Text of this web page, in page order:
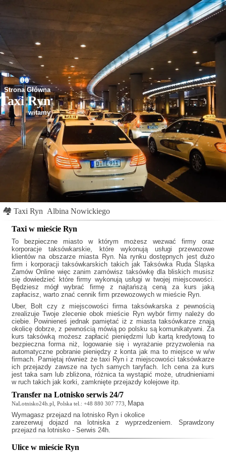
Strona Główna
Taxi Ryn
witamy
🏘 Taxi Ryn Albina Nowickiego
Taxi w mieście Ryn
To bezpieczne miasto w którym możesz wezwać firmy oraz
korporacje taksówkarskie, które wykonują usługi przewozowe
klientów na obszarze miasta Ryn. Na rynku dostępnych jest dużo
firm i korporacji taksówkarskich takich jakTaksówka Ruda Śląska
Zamów Online więc zanim zamówisz taksówkę dla bliskich musisz
się dowiedzieć które firmy wykonują usługi w twojej miejscowości.
Będziesz mógł wybrać firmę z najtańszą ceną za kurs jaką
zapłacisz, warto znać cennik firm przewozowych w mieście Ryn.
Uber, Bolt czy z miejscowości firma taksówkarska z pewnością
zrealizuje Twoje zlecenie obok mieście Ryn wybór firmy należy do
ciebie. Powinieneś jednak pamiętać iż z miasta taksówkarze znają
okolicę dobrze, z pewnością mówią po polsku są komunikatywni. Za
kurs taksówką możesz zapłacić pieniędzmi lub kartą kredytową to
bezpieczna forma niż, logowanie się i wyrażanie przyzwolenia na
automatyczne pobranie pieniędzy z konta jak ma to miejsce w w/w
firmach. Pamiętaj również żetaxi Ryni z miejscowości taksówkarze
ich przejazdy zawsze na tych samych taryfach. Ich cena za kurs
jest taka sam lub zbliżona, różnica ta wystąpić może, utrudnieniami
w ruch takich jak korki, zamknięte przejazdy kolejowe itp.
Transfer na Lotnisko serwis 24/7
NaLotnisko24h.pl, Polska tel.: +48 880 307 773, Mapa
Wymagasz przejazd na lotnisko Ryn i okolice
zarezerwuj dojazd na lotniska z wyprzedzeniem. Sprawdzony
przejazd na lotnisko - Serwis 24h.
Ulice w mieście Ryn